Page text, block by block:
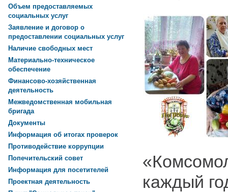
каждый
Объем предоставляемых
социальных услуг
Заявление и договор о
предоставлении социальных услуг
Наличие свободных мест
Материально-техническое
обеспечение
Финансово-хозяйственная
деятельность
Межведомственная мобильная
бригада
Документы
Информация об итогах проверок
Противодействие коррупции
Попечительский совет
Информация для посетителей
Проектная деятельность